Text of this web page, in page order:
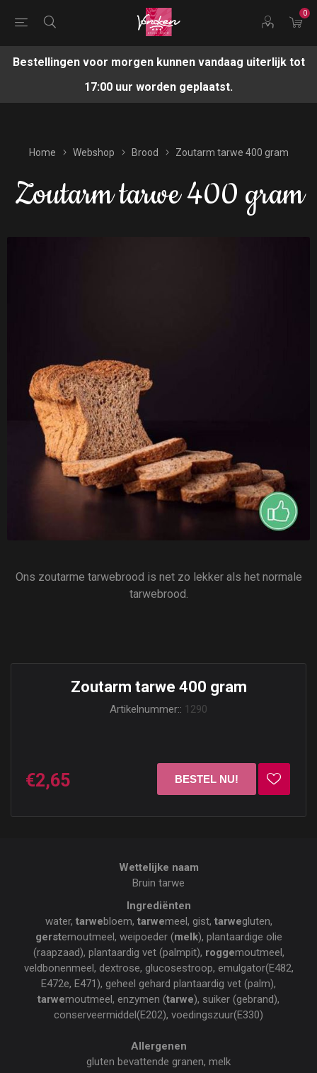
0
Bestellingen voor morgen kunnen vandaag uiterlijk tot
17:00 uur worden geplaatst.
Home Webshop Brood Zoutarm tarwe 400 gram
Zoutarm tarwe 400 gram
Ons zoutarme tarwebrood is net zo lekker als het normale
tarwebrood.
Zoutarm tarwe 400 gram
Artikelnummer:: 1290
€2,65
Wettelijke naam
Bruin tarwe
Ingrediënten
water, tarwebloem, tarwemeel, gist, tarwegluten,
gerstemoutmeel, weipoeder (melk), plantaardige olie
(raapzaad), plantaardig vet (palmpit), roggemoutmeel,
veldbonenmeel, dextrose, glucosestroop, emulgator(E482,
E472e, E471), geheel gehard plantaardig vet (palm),
tarwemoutmeel, enzymen (tarwe), suiker (gebrand),
conserveermiddel(E202), voedingszuur(E330)
Allergenen
gluten bevattende granen, melk